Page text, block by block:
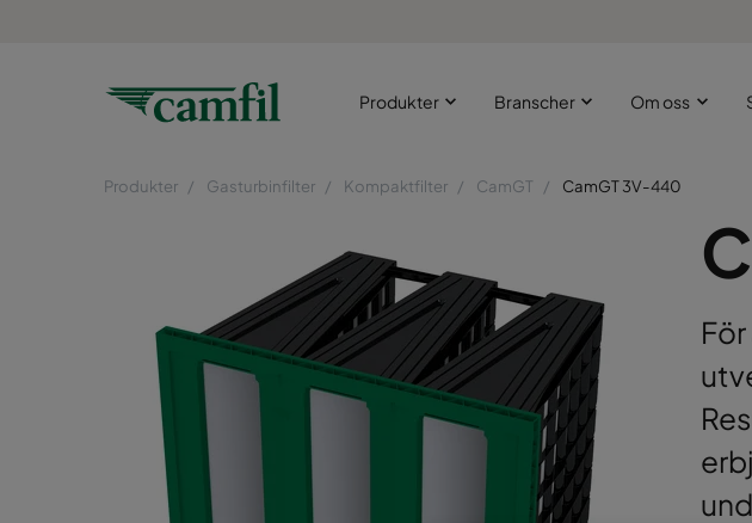
Produkter Branscher Om oss
Produkter Gasturbinfilter Kompaktfilter CamGT CamGT 3V-440